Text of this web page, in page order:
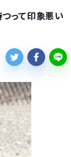
って印象悪い